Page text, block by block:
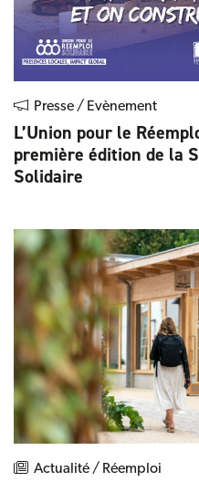
Presse / Evènement
L’Union pour le
première édition de la
Solidaire
Actualité / Réemploi